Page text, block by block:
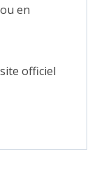
en
officiel